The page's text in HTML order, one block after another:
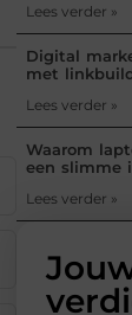
Lees verder »
Digital
met
Lees verder »
Waarom
een slimme
Lees verder »